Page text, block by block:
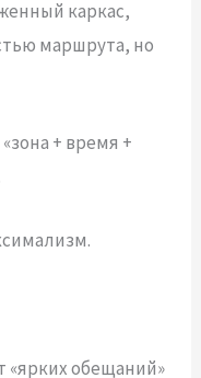
каркас,
маршрута, но
+ время +
«ярких обещаний»